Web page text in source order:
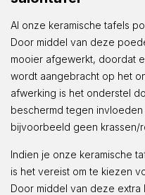
Al onze keramische tafels
Door middel van deze
mooier afgewerkt, doordat
wordt aangebracht op het
afwerking is het onderstel
beschermd tegen
bijvoorbeeld geen krassen/
Indien je onze keramische
is het vereist om te kiezen
Door middel van deze extra